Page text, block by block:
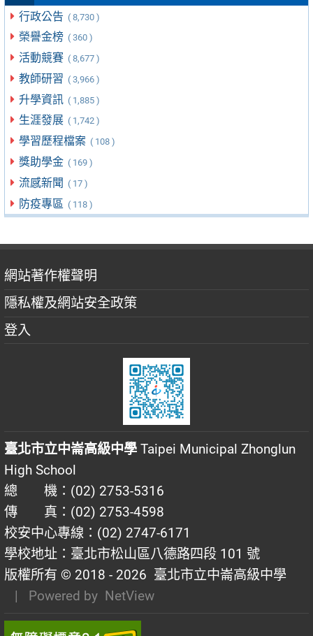
行政公告 ( 8,730 )
榮譽金榜 ( 360 )
活動競賽 ( 8,677 )
教師研習 ( 3,966 )
升學資訊 ( 1,885 )
生涯發展 ( 1,742 )
學習歷程檔案 ( 108 )
獎助學金 ( 169 )
流感新聞 ( 17 )
防疫專區 ( 118 )
網站著作權聲明
隱私權及網站安全政策
登入
臺北市立中崙高級中學 Taipei Municipal Zhonglun
High School
總 機：(02) 2753-5316
傳 真：(02) 2753-4598
校安中心專線：(02) 2747-6171
學校地址：臺北市松山區八德路四段 101 號
版權所有 © 2018 - 2026 臺北市立中崙高級中學
| Powered by NetView